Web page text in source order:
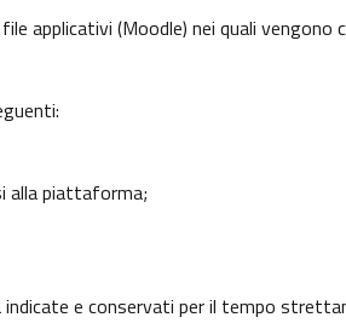
applicativi (Moodle) nei quali
alla piattaforma;
e conservati per il tempo